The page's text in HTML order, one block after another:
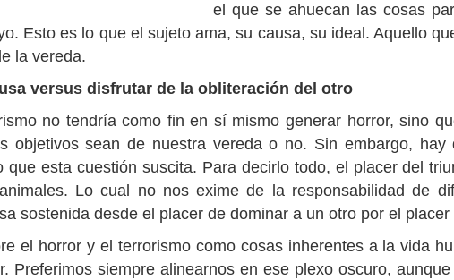
el que se ahuecan las cosas
Esto es lo que el sujeto ama, su causa, su ideal. Aquello
la vereda.
versus disfrutar de la obliteración del otro
no tendría como fin en sí mismo generar horror, sino
objetivos sean de nuestra vereda o no. Sin embargo,
que esta cuestión suscita. Para decirlo todo, el placer del
Lo cual no nos exime de la responsabilidad de
sostenida desde el placer de dominar a un otro por el
el horror y el terrorismo como cosas inherentes a la vida
Preferimos siempre alinearnos en ese plexo oscuro,